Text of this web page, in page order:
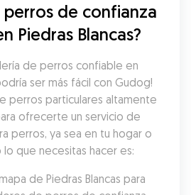
de confianza
Piedras Blancas?
de perros confiable en
ser más fácil con Gudog!
perros particulares altamente
ofrecerte un servicio de
perros, ya sea en tu hogar o
que necesitas hacer es:
de Piedras Blancas para